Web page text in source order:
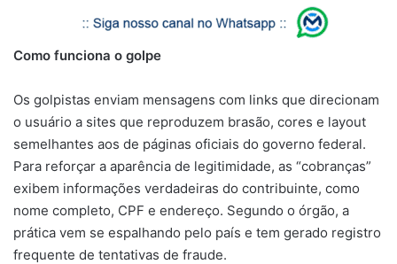
Como funciona o golpe
Os golpistas enviam mensagens com links que direcionam
o usuário a sites que reproduzem brasão, cores e layout
semelhantes aos de páginas oficiais do governo federal.
Para reforçar a aparência de legitimidade, as “cobranças”
exibem informações verdadeiras do contribuinte, como
nome completo, CPF e endereço. Segundo o órgão, a
prática vem se espalhando pelo país e tem gerado registro
frequente de tentativas de fraude.